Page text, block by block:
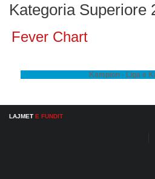
Kategoria Superiore
Fever Chart
Kampion - Liga e
LAJMET E FUNDIT